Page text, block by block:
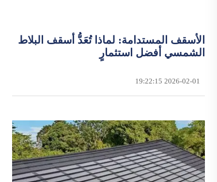
الأسقف المستدامة: لماذا تُعَدُّ أسقف البلاط
الشمسي أفضل استثمارٍ
2026-02-01 19:22:15